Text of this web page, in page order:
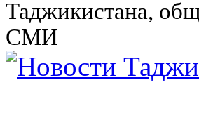
Таджикистана,
СМИ